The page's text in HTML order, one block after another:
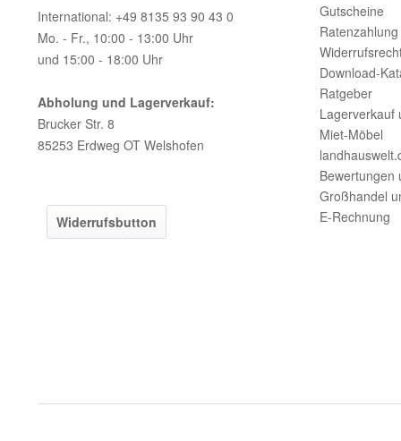
International: +49 8135 93 90 43 0
Mo. - Fr., 10:00 - 13:00 Uhr
und 15:00 - 18:00 Uhr
Abholung und Lagerverkauf:
Brucker Str. 8
85253 Erdweg OT Welshofen
Widerrufsbutton
Gutscheine
Download-
Ratgeber
Lagerverkauf
Miet-Möbel
Bewertungen
Großhandel
E-Rechnung